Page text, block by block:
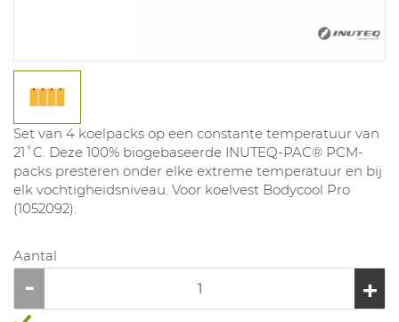
Set van 4 koelpacks op een constante temperatuur van
21˚C. Deze 100% biogebaseerde INUTEQ-PAC® PCM-
packs presteren onder elke extreme temperatuur en bij
elk vochtigheidsniveau. Voor koelvest Bodycool Pro
(1052092).
Aantal